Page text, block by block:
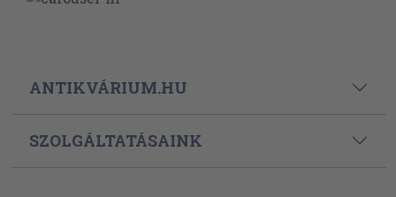
ANTIKVÁRIUM.HU
SZOLGÁLTATÁSAINK